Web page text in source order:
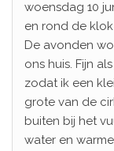
woensdag 10
en rond de
De avonden
ons huis. Fijn
zodat ik een
grote van de
buiten bij het
water en